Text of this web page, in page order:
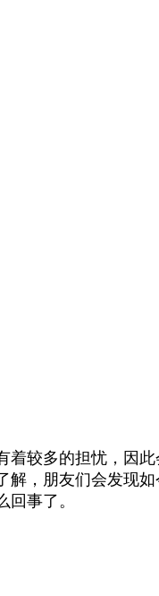
较多的担忧，因
，朋友们会发现
事了。